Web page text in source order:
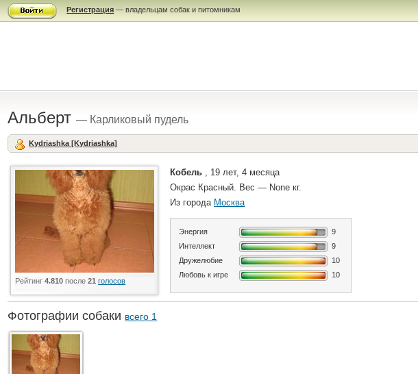
Регистрация — владельцам собак и питомникам
Альберт— Карликовый пудель
Kydriashka [Kydriashka]
Рейтинг4.810 после21 голосов
Кобель , 19 лет, 4 месяца
Окрас Красный. Вес — None кг.
Из города Москва
Энергия
9
Интеллект
9
Дружелюбие
10
Любовь к игре
10
Фотографии собаки всего 1